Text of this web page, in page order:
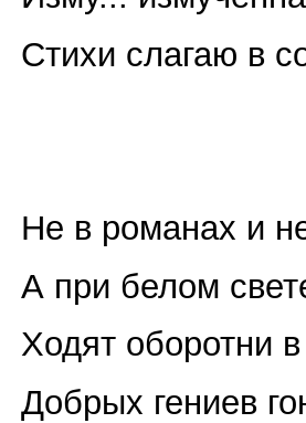
Стихи слагаю в
Не в романах и
А при белом
Ходят оборотни
Добрых гениев